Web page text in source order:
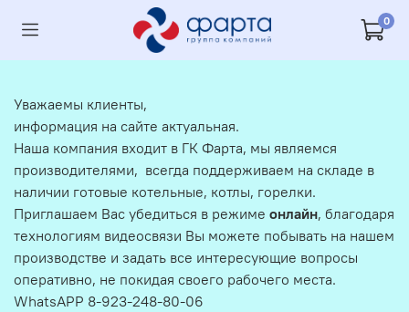
0
Уважаемы клиенты,
информация на сайте актуальная.
Наша компания входит в ГК Фарта, мы являемся
производителями, всегда поддерживаем на складе в
наличии готовые котельные, котлы, горелки.
Приглашаем Вас убедиться в режиме онлайн, благодаря
технологиям видеосвязи Вы можете побывать на нашем
производстве и задать все интересующие вопросы
оперативно, не покидая своего рабочего места.
WhatsAPP 8-923-248-80-06